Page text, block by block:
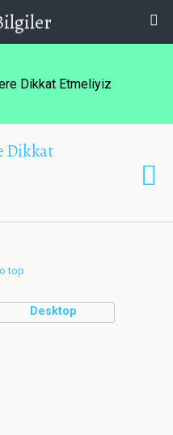
Dikkat Etmeliyiz
Dikkat
top
Desktop